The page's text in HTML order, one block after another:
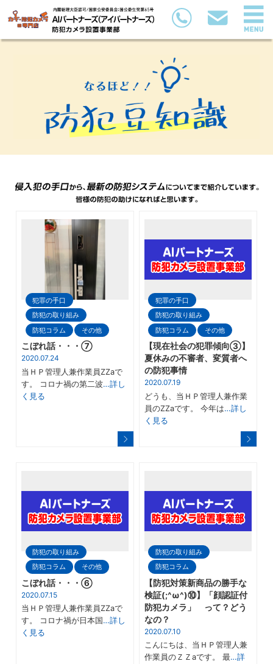
犯罪の手口
防犯の取り組み
防犯コラム
その他
こぼれ話・・・⑦
2020.07.24
当ＨＰ管理人兼作業員ZZaで
す。 コロナ禍の第二波…詳し
く見る
犯罪の手口
防犯の取り組み
防犯コラム
その他
【現在社会の犯罪傾向③】
夏休みの不審者、変質者へ
の防犯事情
2020.07.19
どうも、当ＨＰ管理人兼作業
員のZZaです。 今年は…詳し
く見る
防犯の取り組み
防犯コラム
その他
こぼれ話・・・⑥
2020.07.15
当ＨＰ管理人兼作業員ZZaで
す。 コロナ禍が日本国 …詳し
く見る
防犯の取り組み
防犯コラム
【防犯対策新商品の勝手な
検証(;^ω^)⑩】「顔認証付
防犯カメラ」 って？どう
なの？
2020.07.10
こんにちは、当ＨＰ管理人兼
作業員のＺＺaです。 最…詳